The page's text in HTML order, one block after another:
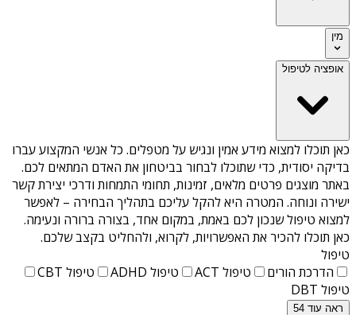
מין
אופציה לטיפול
כאן תוכלו למצוא מידע אמין ונגיש על מטפלים. כל אנשי המקצוע עברו
בדיקה יסודית, כדי שתוכלו לבחור בביטחון את האדם המתאים לכם.
באתר מוצגים פרטים מלאים, זמינות, תחומי התמחות ודרכי יצירת קשר
ישירה ונוחה. המטרה היא להקל עליכם בתהליך הבחירה – לאפשר
למצוא טיפול שנכון לכם באמת, במקום אחד, בצורה ברורה ונעימה.
כאן תוכלו להכיר את האפשרויות, לקרוא, ולהחליט בקצב שלכם.
טיפול
הדרכת הורים
טיפול ACT טיפול ADHD
טיפול CBT
טיפול DBT
ראה עוד 54